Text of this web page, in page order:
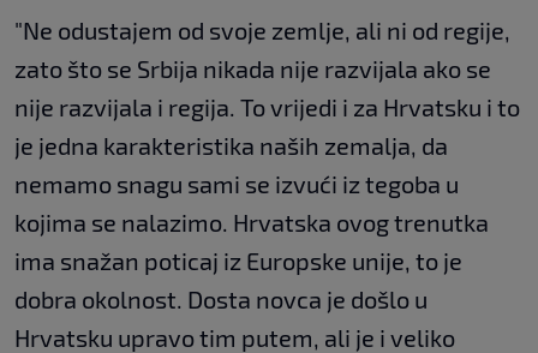
"Ne odustajem od svoje zemlje, ali ni od regije,
zato što se Srbija nikada nije razvijala ako se
nije razvijala i regija. To vrijedi i za Hrvatsku i to
je jedna karakteristika naših zemalja, da
nemamo snagu sami se izvući iz tegoba u
kojima se nalazimo. Hrvatska ovog trenutka
ima snažan poticaj iz Europske unije, to je
dobra okolnost. Dosta novca je došlo u
Hrvatsku upravo tim putem, ali je i veliko